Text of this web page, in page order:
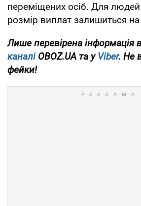
переміщених осіб. Для
розмір виплат залишиться на
Лише перевірена інформація
каналіOBOZ.UA та уViber. Не
фейки!